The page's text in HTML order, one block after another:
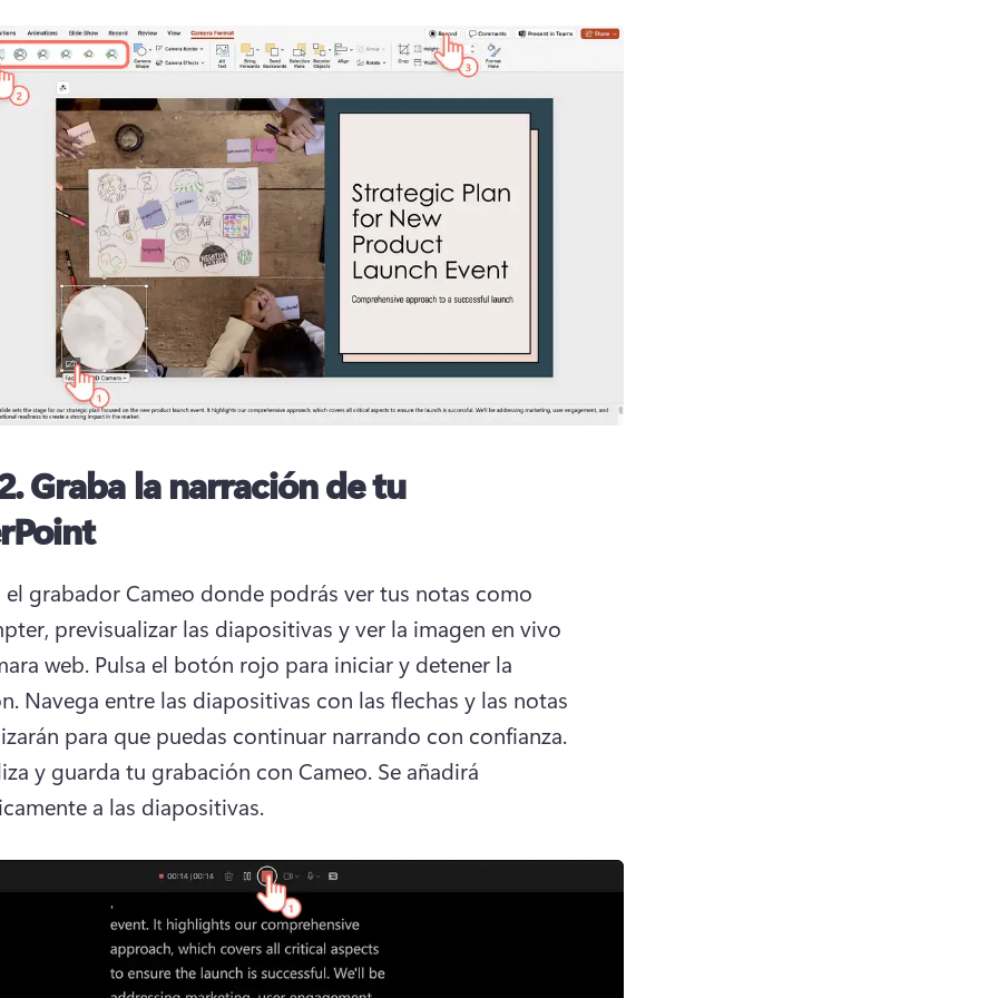
Graba la narración de tu
el grabador Cameo donde podrás ver tus notas como
previsualizar las diapositivas y ver la imagen en vivo
web. Pulsa el botón rojo para iniciar y detener la
Navega entre las diapositivas con las flechas y las notas
y guarda tu grabación con Cameo. Se añadirá
a las diapositivas.